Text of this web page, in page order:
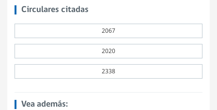
Circulares citadas
2067
2020
2338
Vea además: